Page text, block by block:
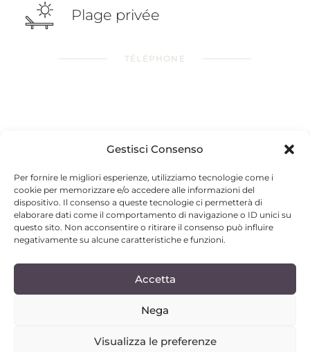
Gestisci Consenso
Per fornire le migliori esperienze, utilizziamo tecnologie come i
cookie per memorizzare e/o accedere alle informazioni del
dispositivo. Il consenso a queste tecnologie ci permetterà di
elaborare dati come il comportamento di navigazione o ID unici su
questo sito. Non acconsentire o ritirare il consenso può influire
negativamente su alcune caratteristiche e funzioni.
Accetta
Nega
Visualizza le preferenze
Plage privée
TÉLÉPHONE
EMAIL
info@sunsetvilla.it
ADRESSE
Str.da Prov.le delle Rocchette 62 snc,
58043 – Castiglione della Pescaia (GR)
COOKIE POLICY (UE)
DÉCOUVREZ LA VILLA